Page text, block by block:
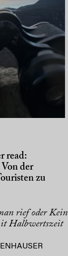
read:
der
zu
rief oder Kein
Halbwertszeit